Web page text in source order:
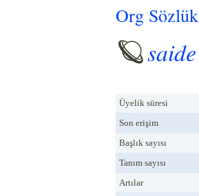
Org Sözlük
saide
Üyelik süresi
Son erişim
Başlık sayısı
Tanım sayısı
Artılar